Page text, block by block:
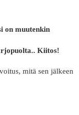
on muutenkin
Kiitos!
mitä sen jälkeen